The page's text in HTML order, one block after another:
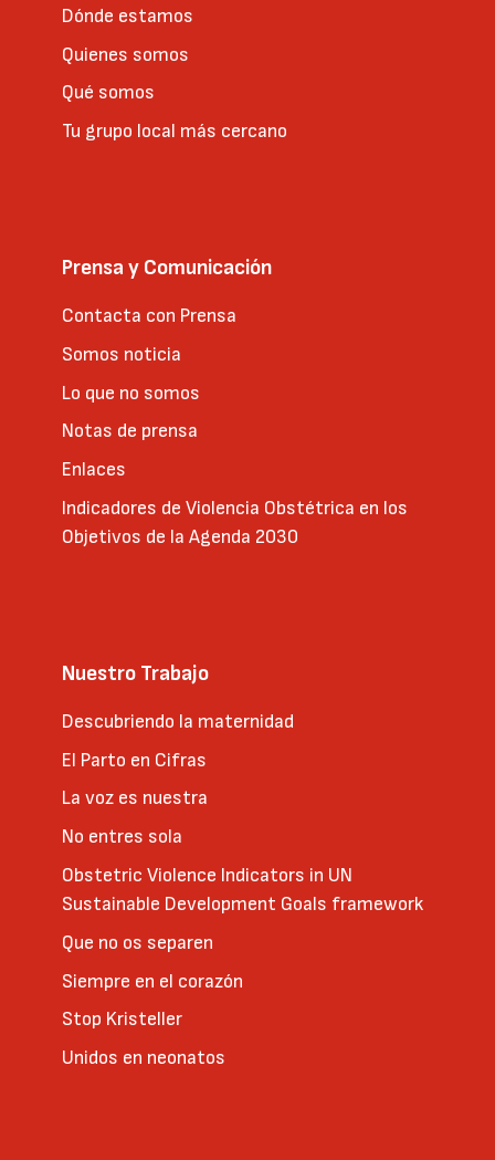
Dónde estamos
Quienes somos
Qué somos
Tu grupo local más cercano
Prensa y Comunicación
Contacta con Prensa
Somos noticia
Lo que no somos
Notas de prensa
Enlaces
Indicadores de Violencia Obstétrica en los
Objetivos de la Agenda 2030
Nuestro Trabajo
Descubriendo la maternidad
El Parto en Cifras
La voz es nuestra
No entres sola
Obstetric Violence Indicators in UN
Sustainable Development Goals framework
Que no os separen
Siempre en el corazón
Stop Kristeller
Unidos en neonatos